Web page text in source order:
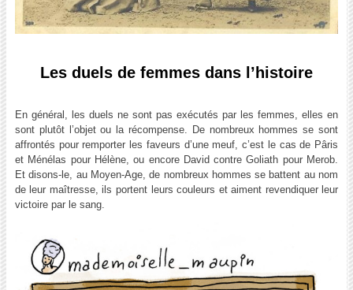
Les duels de femmes dans l’histoire
En général, les duels ne sont pas exécutés par les femmes, elles en
sont plutôt l’objet ou la récompense. De nombreux hommes se sont
affrontés pour remporter les faveurs d’une meuf, c’est le cas de Pâris
et Ménélas pour Hélène, ou encore David contre Goliath pour Merob.
Et disons-le, au Moyen-Age, de nombreux hommes se battent au nom
de leur maîtresse, ils portent leurs couleurs et aiment revendiquer leur
victoire par le sang.